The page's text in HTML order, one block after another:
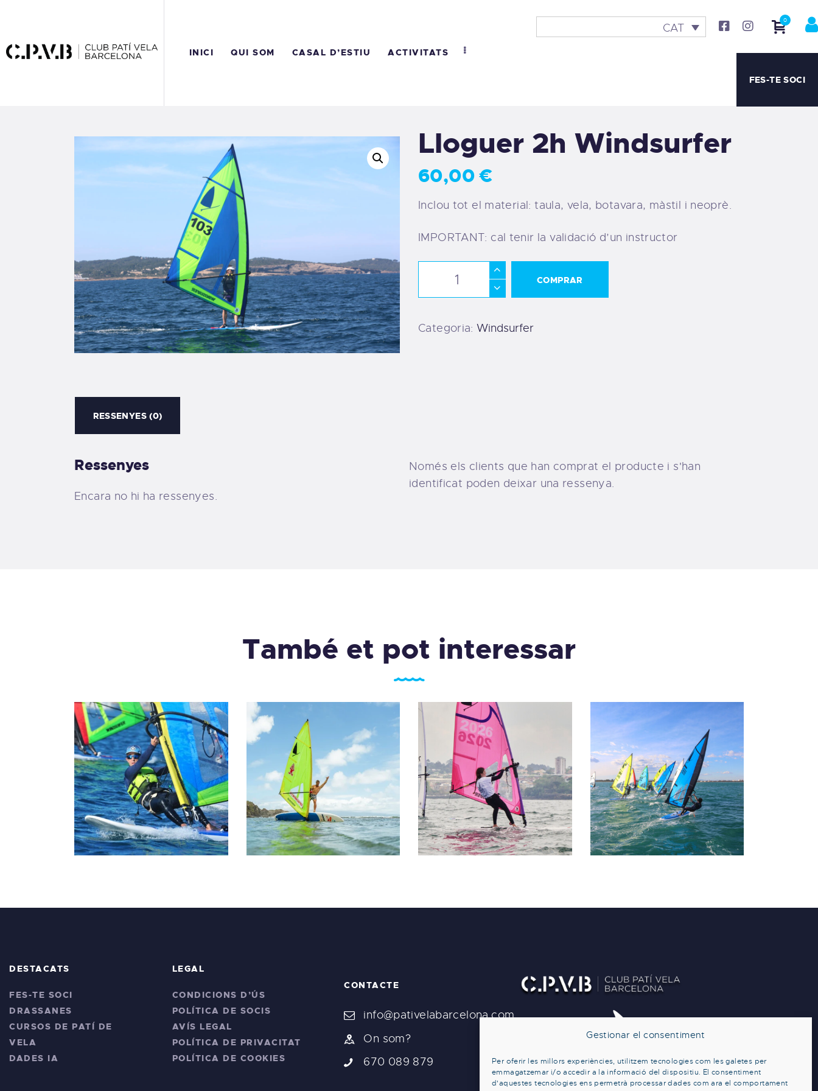
Gestionar el consentiment
Per oferir les millors experiències, utilitzem tecnologies com les galetes per
emmagatzemar i/o accedir a la informació del dispositiu. El consentiment
d'aquestes tecnologies ens permetrà processar dades com ara el comportament
INICI QUI SOM CASAL D’ESTIU ACTIVITATS
CAT
0
FES-TE SOCI
QUI SOM
REGATES
CONTACTE
Lloguer 2h Windsurfer
60,00 €
Inclou tot el material: taula, vela, botavara, màstil i neoprè.
IMPORTANT: cal tenir la validació d’un instructor
COMPRAR
Categoria:Windsurfer
RESSENYES (0)
Ressenyes
Encara no hi ha ressenyes.
Només els clients que han comprat el producte i s'han
identificat poden deixar una ressenya.
També et pot interessar
Curs de 6 hores
200,00 €
Classe particular
140, 00
Curs de 3 hores
110,00 €
Bonus 5 lloguers
Windsurfer
270,00 €
DESTACATS
FES-TE SOCI
DRASSANES
CURSOS DE PATÍ DE
VELA
DADES IA
LEGAL
CONDICIONS D’ÚS
POLÍTICA DE SOCIS
AVÍS LEGAL
POLÍTICA DE PRIVACITAT
POLÍTICA DE COOKIES
CONTACTE
info@pativelabarcelona.com
On som?
670 089 879